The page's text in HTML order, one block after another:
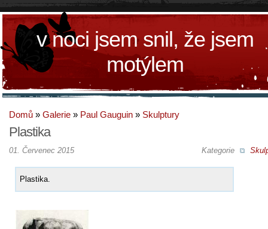
v noci jsem snil, že jsem
motýlem
Domů » Galerie » Paul Gauguin » Skulptury
Plastika
Kategorie
01. Červenec 2015
Plastika.